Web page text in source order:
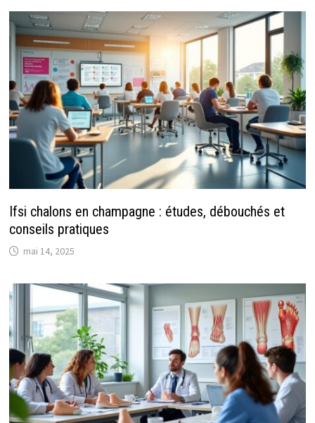
Ifsi chalons en champagne : études, débouchés et
conseils pratiques
mai 14, 2025